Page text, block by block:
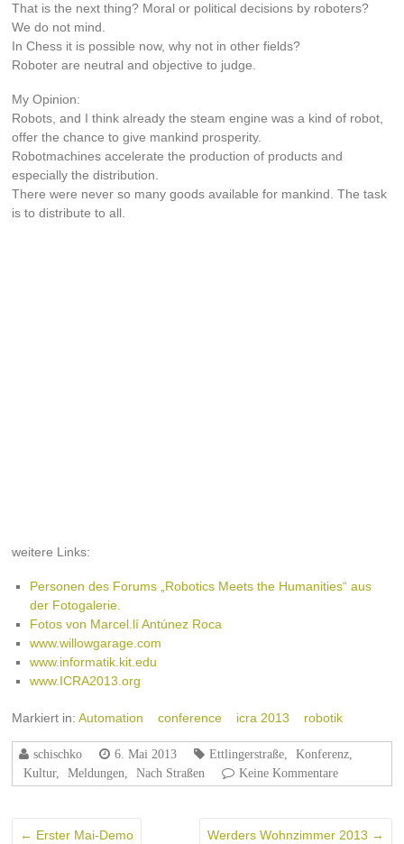
That is the next thing? Moral or political decisions by roboters?
We do not mind.
In Chess it is possible now, why not in other fields?
Roboter are neutral and objective to judge.
My Opinion:
Robots, and I think already the steam engine was a kind of robot,
offer the chance to give mankind prosperity.
Robotmachines accelerate the production of products and
especially the distribution.
There were never so many goods available for mankind. The task
is to distribute to all.
weitere Links:
Personen des Forums „Robotics Meets the Humanities“ aus
der Fotogalerie.
Fotos von Marcel.lí Antúnez Roca
www.willowgarage.com
www.informatik.kit.edu
www.ICRA2013.org
Markiert in:Automation conference icra 2013 robotik
schischko 6. Mai 2013 Ettlingerstraße Konferenz
Kultur, Meldungen Nach Straßen Keine Kommentare
← Erster Mai-Demo Werders Wohnzimmer 2013 →